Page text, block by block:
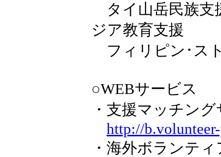
タイ山岳民族支
ジア教育支援
フィリピン･ス
○WEBサービス
・支援マッチン
http://
・海外ボランテ